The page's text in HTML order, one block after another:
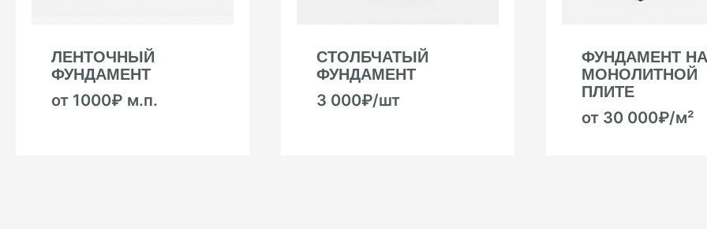
ЛЕНТОЧНЫЙ
ФУНДАМЕНТ
от 1000₽ м.п.
СТОЛБЧАТЫЙ
ФУНДАМЕНТ
3 000₽/шт
ФУНДАМЕНТ НА
МОНОЛИТНОЙ
ПЛИТЕ
от 30 000₽/м²